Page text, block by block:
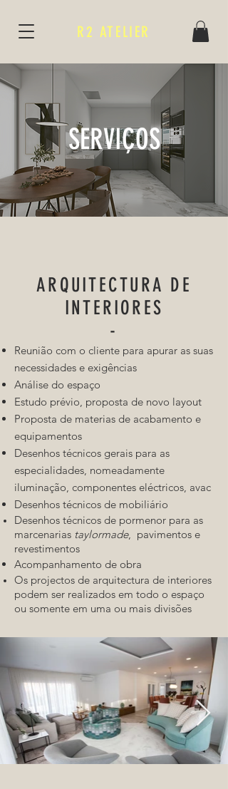
R2 ATELIER
SERVIÇOS
ARQUITECTURA DE
INTERIORES
-
Reunião com o cliente para apurar as suas
necessidades e exigências
Análise do espaço
Estudo prévio, proposta de novo layout
Proposta de materias de acabamento e
equipamentos
Desenhos técnicos gerais para as
especialidades, nomeadamente
iluminação, componentes eléctricos, avac
Desenhos técnicos de mobiliário
Desenhos técnicos de pormenor para as
marcenarias taylormade, pavimentos e
revestimentos
Acompanhamento de obra
Os projectos de arquitectura de interiores
podem ser realizados em todo o espaço
ou somente em uma ou mais divisões